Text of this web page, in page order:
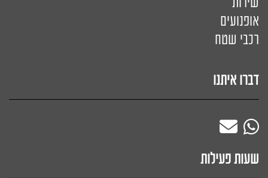
אופנועים
רכבי שטח
דברו איתנו
שעות פעילות